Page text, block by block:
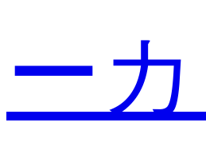
ー